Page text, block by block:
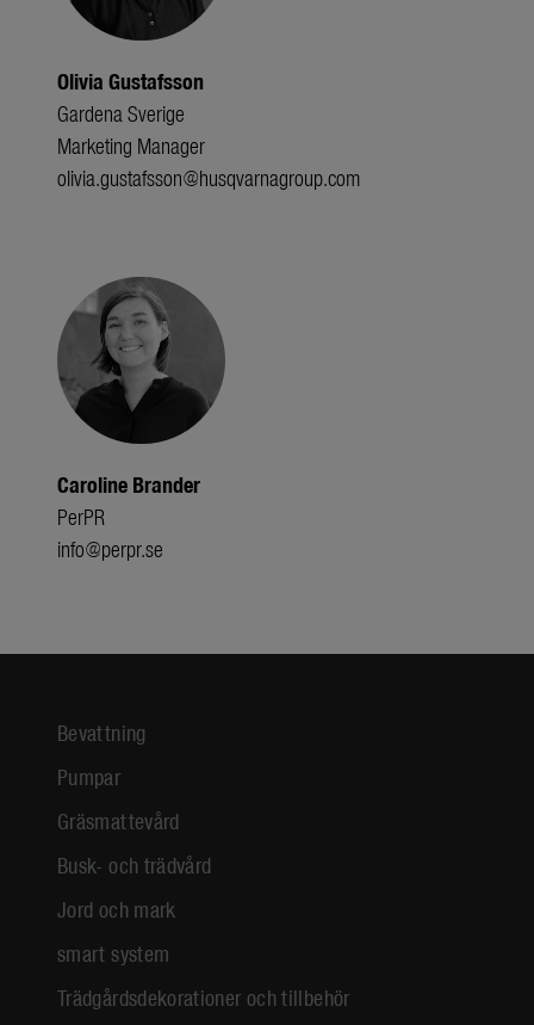
Olivia Gustafsson
Gardena Sverige
Marketing Manager
olivia.gustafsson@husqvarnagroup.com
Caroline Brander
PerPR
info@perpr.se
Bevattning
Pumpar
Gräsmattevård
Busk- och trädvård
Jord och mark
smart system
Trädgårdsdekorationer och tillbehör